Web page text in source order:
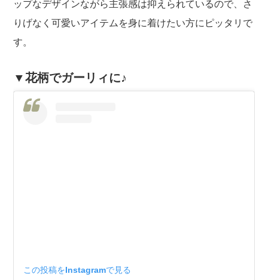
ップなデザインながら主張感は抑えられているので、さ
りげなく可愛いアイテムを身に着けたい方にピッタリで
す。
▼花柄でガーリィに♪
この投稿をInstagramで見る